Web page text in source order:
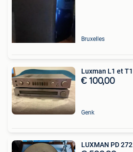
Bruxelles
Luxman L1 et T1
€ 100,00
Genk
LUXMAN PD 272